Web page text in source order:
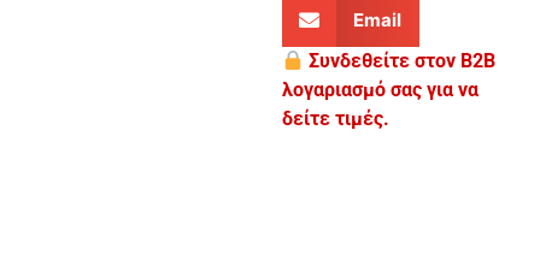
Email
Συνδεθείτε στον B2B
λογαριασμό σας για να
δείτε τιμές.